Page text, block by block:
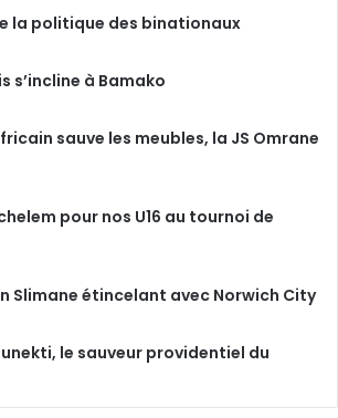
la politique des binationaux
s’incline à Bamako
sauve les meubles, la JS Omrane
pour nos U16 au tournoi de
Slimane étincelant avec Norwich City
le sauveur providentiel du